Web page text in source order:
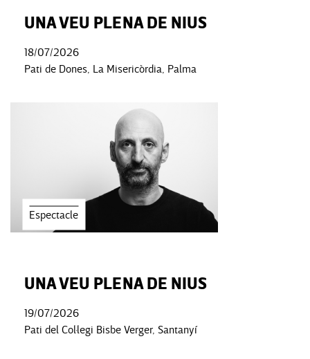
UNA VEU PLENA DE NIUS
18/07/2026
Pati de Dones, La Misericòrdia, Palma
Espectacle
UNA VEU PLENA DE NIUS
19/07/2026
Pati del Col·legi Bisbe Verger, Santanyí